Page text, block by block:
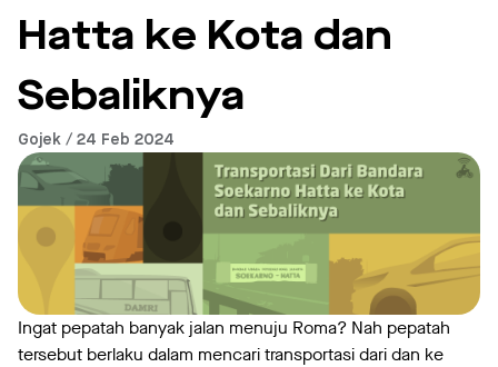
Hatta ke Kota dan
Sebaliknya
Gojek / 24 Feb 2024
Ingat pepatah banyak jalan menuju Roma? Nah pepatah
tersebut berlaku dalam mencari transportasi dari dan ke